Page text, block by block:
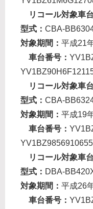
リコール対象車台
型式： CBA-
対象期間： 平成21
車台番号：
リコール対象車台
型式： CBA-
対象期間： 平成19
車台番号：
リコール対象車台
型式： DBA-
対象期間： 平成26
車台番号：